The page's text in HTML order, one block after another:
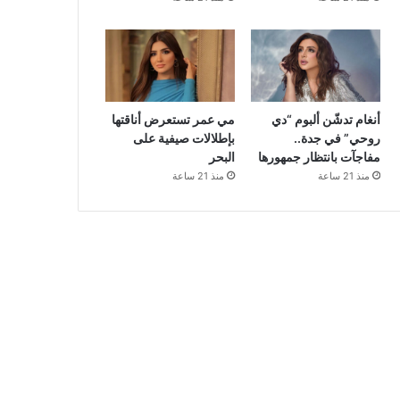
أنغام تدشّن ألبوم “دي
روحي” في جدة..
مفاجآت بانتظار جمهورها
منذ 21 ساعة
مي عمر تستعرض أناقتها
بإطلالات صيفية على
البحر
منذ 21 ساعة